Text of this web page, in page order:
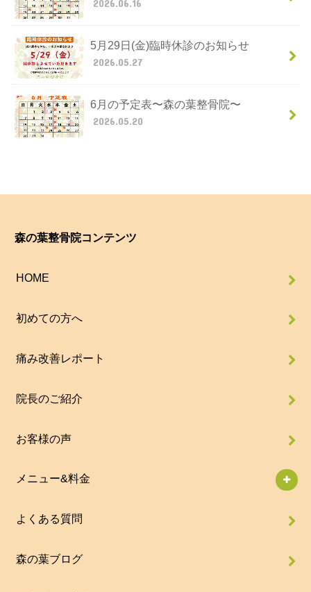
2026.06.16
5月29日(金)臨時休診のお知らせ
2026.05.27
6月の予定表〜森の葉整骨院〜
2026.05.20
森の葉整骨院コンテンツ
HOME
初めての方へ
痛み改善レポート
院長のご紹介
お客様の声
メニュー&料金
よくある質問
森の葉ブログ